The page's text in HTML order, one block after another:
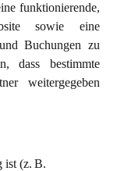
funktionierende,
sowie eine
Buchungen zu
dass bestimmte
weitergegeben
ist (z. B.